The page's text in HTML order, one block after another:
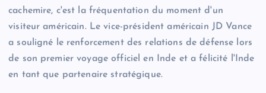
cachemire, c'est la fréquentation du moment d'un
visiteur américain. Le vice-président américain JD Vance
a souligné le renforcement des relations de défense lors
de son premier voyage officiel en Inde et a félicité l'Inde
en tant que partenaire stratégique.